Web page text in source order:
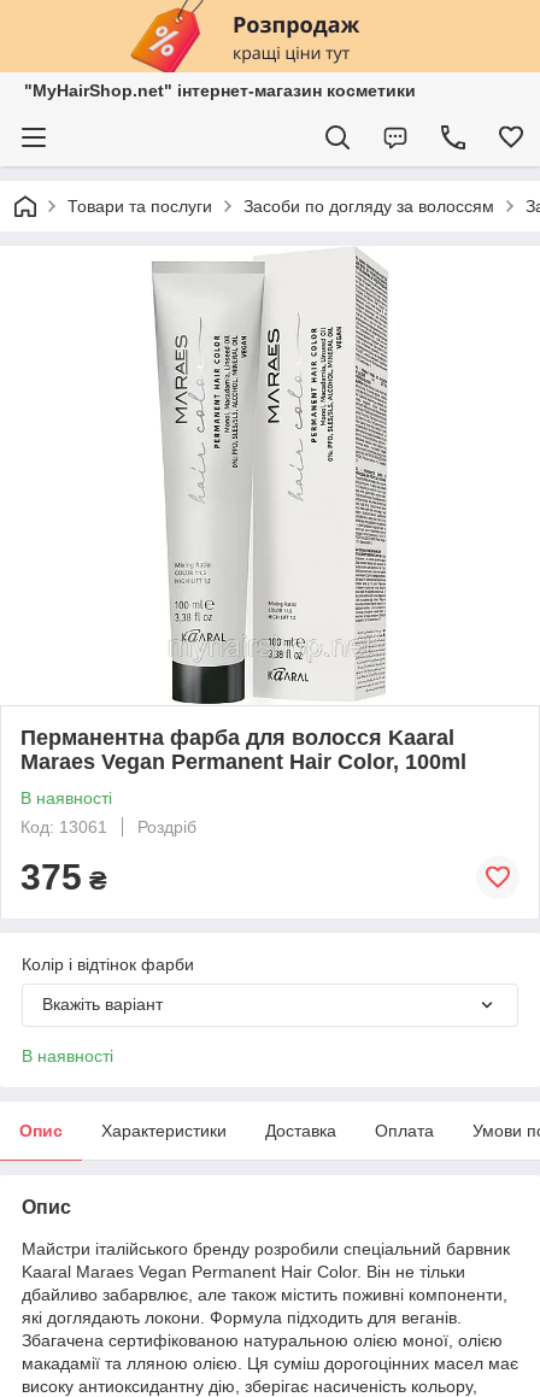
"MyHairShop.net" інтернет-магазин косметики
Товари та послуги Засоби по догляду за волоссям
Перманентна фарба для волосся Kaaral
Maraes Vegan Permanent Hair Color, 100ml
В наявності
Код: 13061
Роздріб
375 ₴
Колір і відтінок фарби
Вкажіть варіант
В наявності
Опис Характеристики Доставка Оплата Умови
Опис
Майстри італійського бренду розробили спеціальний барвник
Kaaral Maraes Vegan Permanent Hair Color. Він не тільки
дбайливо забарвлює, але також містить поживні компоненти,
які доглядають локони. Формула підходить для веганів.
Збагачена сертифікованою натуральною олією моної, олією
макадамії та лляною олією. Ця суміш дорогоцінних масел має
високу антиоксидантну дію, зберігає насиченість кольору,